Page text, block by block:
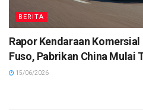
BERITA
Rapor Kendaraan
Fuso, Pabrikan China Mulai
15/06/2026